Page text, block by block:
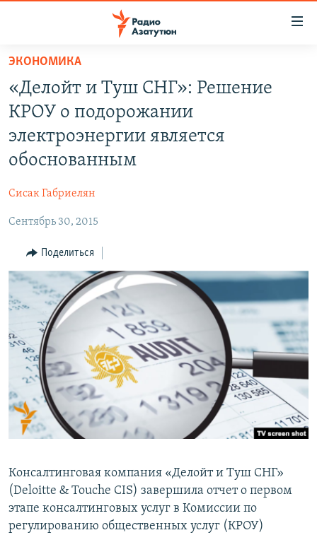
Перейти
основному
содержанию
основной
Перейти
НОВОСТИ
ОБЩЕСТВО
НАГОРНЫЙ КАРАБАХ
КУЛЬТУРА
СПОРТ
АРХИВ
Հայերեն
English
Русский
Все сайты Радио Азатутюн
ЭКОНОМИКА
«Делойт и Туш СНГ»: Решение
КРОУ о подорожании
электроэнергии является
обоснованным
Сисак Габриелян
Сентябрь 30, 2015
Поделиться
Консалтинговая компания «Делойт и Туш СНГ»
(Deloitte & Touche CIS) завершила отчет о первом
этапе консалтинговых услуг в Комиссии по
регулированию общественных услуг (КРОУ)